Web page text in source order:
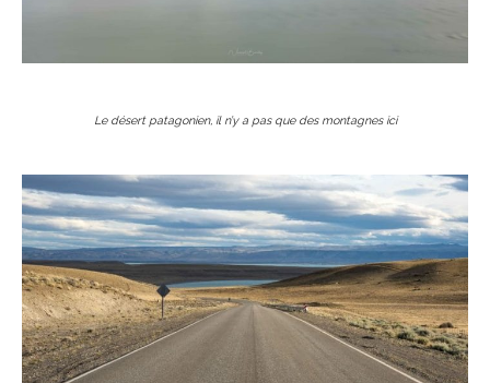
Le désert patagonien, il n’y a pas que des montagnes ici